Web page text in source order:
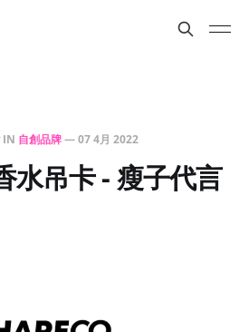
IN 自創品牌—07 4月 2022
水吊卡 - 瘦子代言